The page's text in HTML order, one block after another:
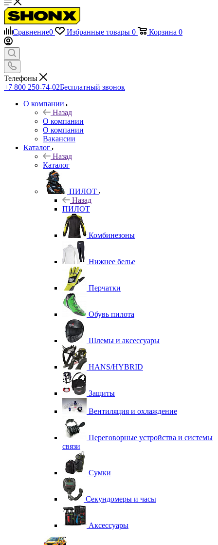
Сравнение0 Избранные товары 0 Корзина 0
Телефоны
+7 800 250-74-02Бесплатный звонок
О компании
Назад
О компании
О компании
Вакансии
Каталог
Назад
Каталог
ПИЛОТ
Назад
ПИЛОТ
Комбинезоны
Нижнее белье
Перчатки
Обувь пилота
Шлемы и аксессуары
HANS/HYBRID
Защиты
Вентиляция и охлаждение
Переговорные устройства и системы
связи
Сумки
Секундомеры и часы
Аксессуары